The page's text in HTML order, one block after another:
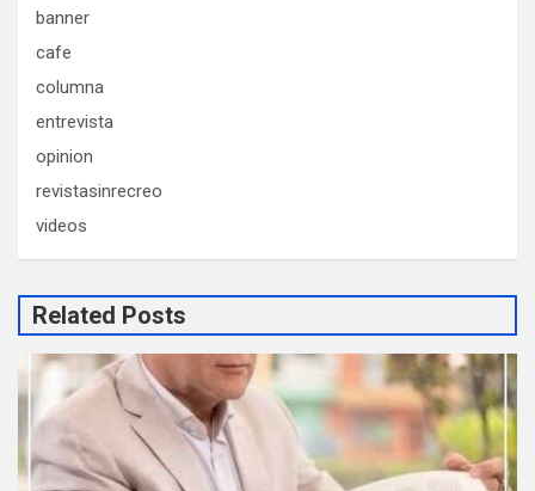
banner
cafe
columna
entrevista
opinion
revistasinrecreo
videos
Related Posts